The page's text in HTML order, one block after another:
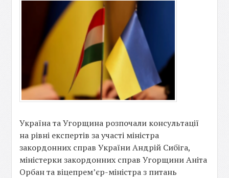
Україна та Угорщина розпочали консультації
на рівні експертів за участі міністра
закордонних справ України Андрій Сибіга,
міністерки закордонних справ Угорщини Аніта
Орбан та віцепрем’єр-міністра з питань